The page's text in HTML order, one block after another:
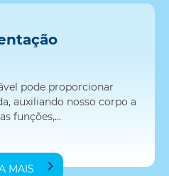
pode proporcionar
auxiliando nosso corpo a
funções,...
MAIS